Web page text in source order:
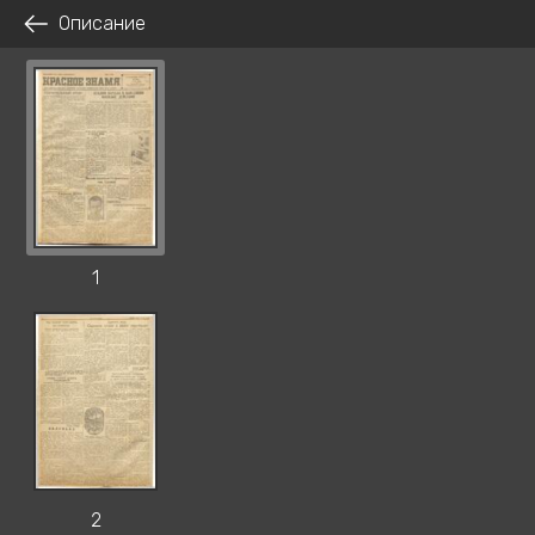
Описание
1
2